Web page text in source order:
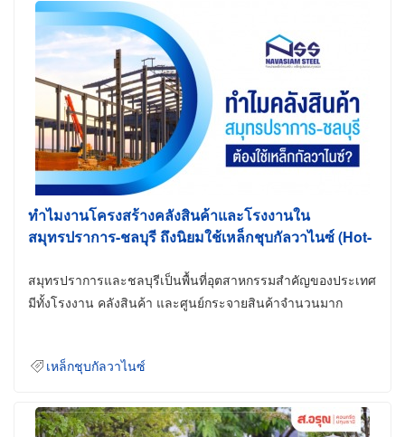
ทำไมงานโครงสร้างคลังสินค้าและโรงงานใน
สมุทรปราการ-ชลบุรี ถึงนิยมใช้เหล็กชุบกัลวาไนซ์ (Hot-
สมุทรปราการและชลบุรีเป็นพื้นที่อุตสาหกรรมสำคัญของประเทศ
มีทั้งโรงงาน คลังสินค้า และศูนย์กระจายสินค้าจำนวนมาก
เหล็กชุบกัลวาไนซ์